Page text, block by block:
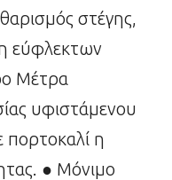
στέγης,
εύφλεκτων
Μέτρα
υφιστάμενου
πορτοκαλί η
● Μόνιμο